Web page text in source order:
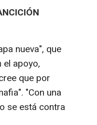
nueva", que
apoyo,
que por
"Con una
se está contra